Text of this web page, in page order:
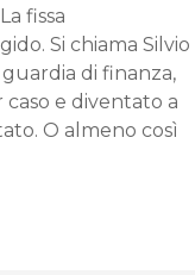
fissa
Si chiama Silvio
di finanza,
e diventato a
O almeno così